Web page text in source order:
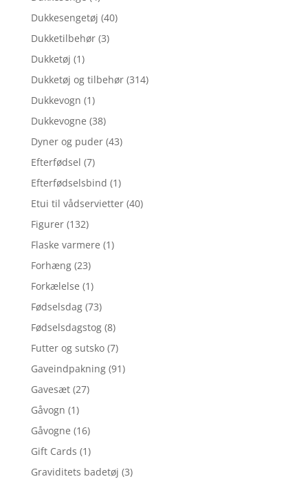
Dukkesengetøj (40)
Dukketilbehør (3)
Dukketøj (1)
Dukketøj og tilbehør (314)
Dukkevogn (1)
Dukkevogne (38)
Dyner og puder (43)
Efterfødsel (7)
Efterfødselsbind (1)
Etui til vådservietter (40)
Figurer (132)
Flaske varmere (1)
Forhæng (23)
Forkælelse (1)
Fødselsdag (73)
Fødselsdagstog (8)
Futter og sutsko (7)
Gaveindpakning (91)
Gavesæt (27)
Gåvogn (1)
Gåvogne (16)
Gift Cards (1)
Graviditets badetøj (3)